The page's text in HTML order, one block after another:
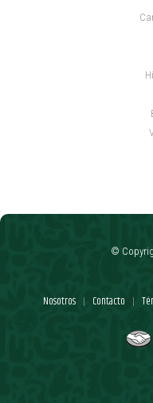
Nosotros | Contacto |
©